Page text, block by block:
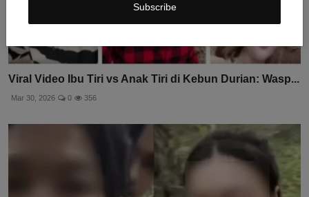
Subscribe
Viral Video Ibu Tiri vs Anak Tiri di Kebun Durian: Wasp...
Mar 30, 2026 0 356